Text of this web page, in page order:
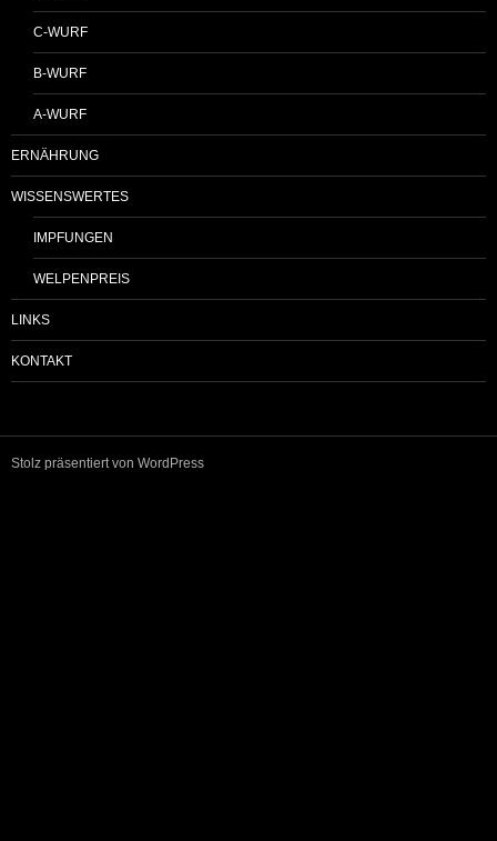
C-WURF
B-WURF
A-WURF
ERNÄHRUNG
WISSENSWERTES
IMPFUNGEN
WELPENPREIS
LINKS
KONTAKT
Stolz präsentiert von WordPress